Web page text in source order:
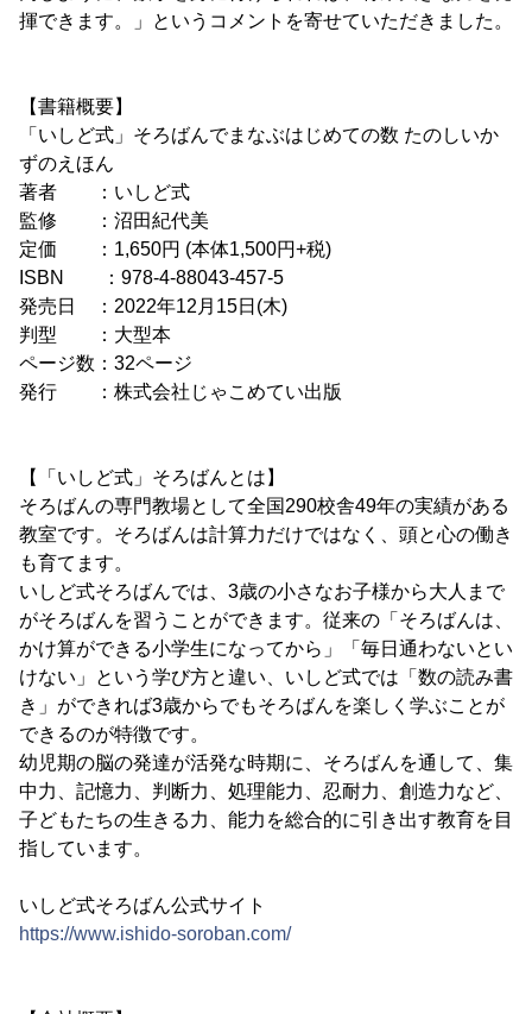
揮できます。」というコメントを寄せていただきました。
【書籍概要】
「いしど式」そろばんでまなぶはじめての数 たのしいか
ずのえほん
著者 ：いしど式
監修 ：沼田紀代美
定価 ：1,650円 (本体1,500円+税)
ISBN ：978-4-88043-457-5
発売日 ：2022年12月15日(木)
判型 ：大型本
ページ数：32ページ
発行 ：株式会社じゃこめてい出版
【「いしど式」そろばんとは】
そろばんの専門教場として全国290校舎49年の実績がある
教室です。そろばんは計算力だけではなく、頭と心の働き
も育てます。
いしど式そろばんでは、3歳の小さなお子様から大人まで
がそろばんを習うことができます。従来の「そろばんは、
かけ算ができる小学生になってから」「毎日通わないとい
けない」という学び方と違い、いしど式では「数の読み書
き」ができれば3歳からでもそろばんを楽しく学ぶことが
できるのが特徴です。
幼児期の脳の発達が活発な時期に、そろばんを通して、集
中力、記憶力、判断力、処理能力、忍耐力、創造力など、
子どもたちの生きる力、能力を総合的に引き出す教育を目
指しています。
いしど式そろばん公式サイト
https://www.ishido-soroban.com/